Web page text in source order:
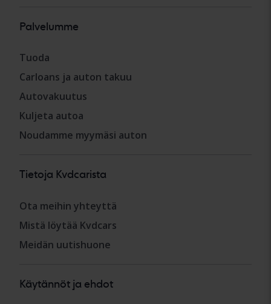
Palvelumme
Tuoda
Carloans ja auton takuu
Autovakuutus
Kuljeta autoa
Noudamme myymäsi auton
Tietoja Kvdcarista
Ota meihin yhteyttä
Mistä löytää Kvdcars
Meidän uutishuone
Käytännöt ja ehdot